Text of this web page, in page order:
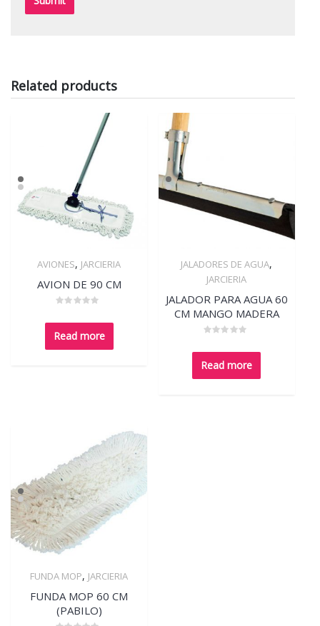
Related products
Quick View
AVIONES, JARCIERIA
AVION DE 90 CM
0
out
of
Read more
Quick View
JALADORES DE AGUA,
JARCIERIA
JALADOR PARA AGUA 60
CM MANGO MADERA
0
out
of
Read more
Quick View
FUNDA MOP, JARCIERIA
FUNDA MOP 60 CM
(PABILO)